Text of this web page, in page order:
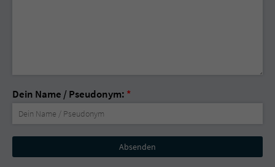
Dein Name / Pseudonym: *
Nicht
ausfüllen!